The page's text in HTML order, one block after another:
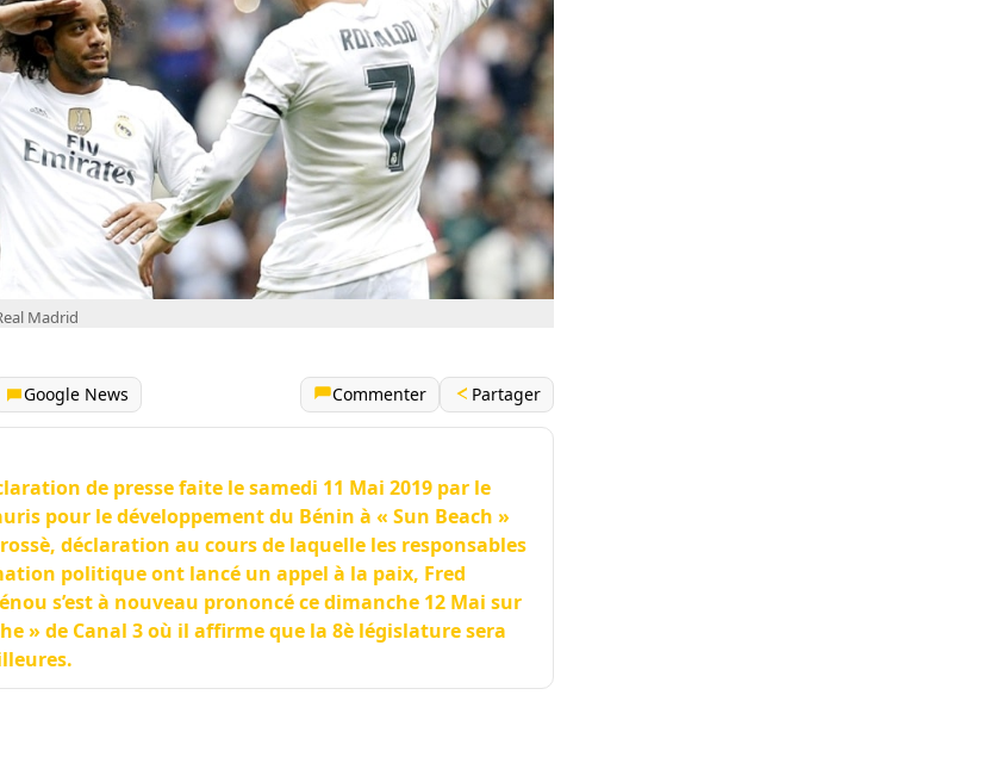
Madrid
Google News Commenter Partager
de presse faite le samedi 11 Mai 2019 par le
pour le développement du Bénin à « Sun Beach »
déclaration au cours de laquelle les responsables
politique ont lancé un appel à la paix, Fred
s’est à nouveau prononcé ce dimanche 12 Mai sur
» de Canal 3 où il affirme que la 8è législature sera